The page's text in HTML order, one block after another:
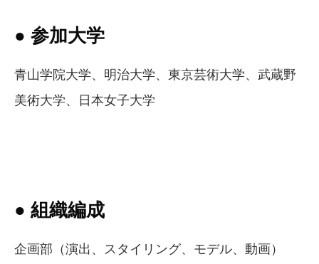
● 参加大学
青山学院大学、明治大学、東京芸術大学、武蔵野
美術大学、日本女子大学
● 組織編成
企画部（演出、スタイリング、モデル、動画）